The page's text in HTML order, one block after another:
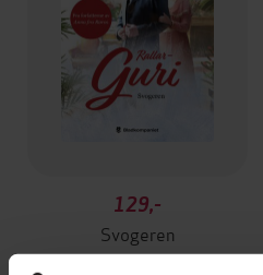
129,-
Svogeren
Annikki Øvergård